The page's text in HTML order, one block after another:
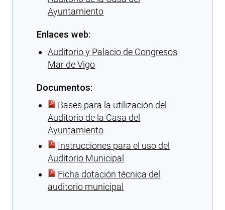
Ayuntamiento
Enlaces web:
Auditorio y Palacio de Congresos
Mar de Vigo
Documentos:
Bases para la utilización del
Auditorio de la Casa del
Ayuntamiento
Instrucciones para el uso del
Auditorio Municipal
Ficha dotación técnica del
auditorio municipal